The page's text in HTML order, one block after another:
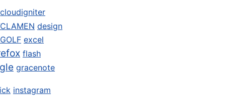
cloudigniter
design
excel
flash
gracenote
instagram